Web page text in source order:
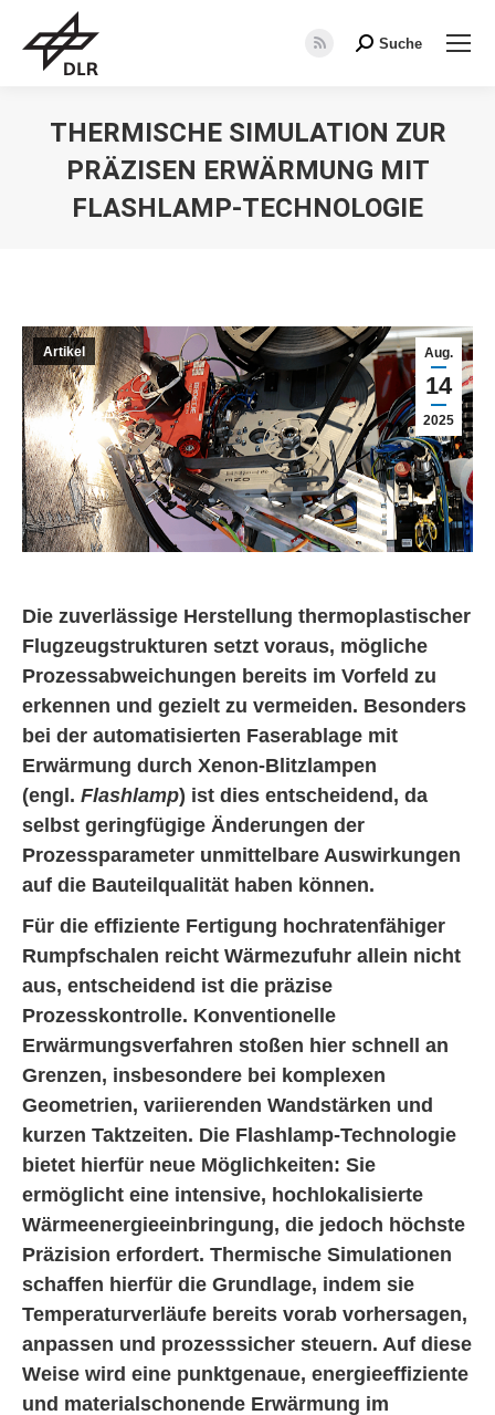
RSS
in
new
window
Search:
Suche
THERMISCHE SIMULATION ZUR
PRÄZISEN ERWÄRMUNG MIT
FLASHLAMP-TECHNOLOGIE
Aug.
14
2025
Artikel
Die zuverlässige Herstellung thermoplastischer
Flugzeugstrukturen setzt voraus, mögliche
Prozessabweichungen bereits im Vorfeld zu
erkennen und gezielt zu vermeiden. Besonders
bei der automatisierten Faserablage mit
Erwärmung durch Xenon-Blitzlampen
(engl. Flashlamp) ist dies entscheidend, da
selbst geringfügige Änderungen der
Prozessparameter unmittelbare Auswirkungen
auf die Bauteilqualität haben können.
Für die effiziente Fertigung hochratenfähiger
Rumpfschalen reicht Wärmezufuhr allein nicht
aus, entscheidend ist die präzise
Prozesskontrolle. Konventionelle
Erwärmungsverfahren stoßen hier schnell an
Grenzen, insbesondere bei komplexen
Geometrien, variierenden Wandstärken und
kurzen Taktzeiten. Die Flashlamp-Technologie
bietet hierfür neue Möglichkeiten: Sie
ermöglicht eine intensive, hochlokalisierte
Wärmeenergieeinbringung, die jedoch höchste
Präzision erfordert. Thermische Simulationen
schaffen hierfür die Grundlage, indem sie
Temperaturverläufe bereits vorab vorhersagen,
anpassen und prozesssicher steuern. Auf diese
Weise wird eine punktgenaue, energieeffiziente
und materialschonende Erwärmung im